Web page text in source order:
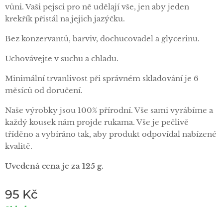
vůni. Vaši pejsci pro ně udělají vše, jen aby jeden
krekřík přistál na jejich jazýčku.
Bez konzervantů, barviv, dochucovadel a glycerinu.
Uchovávejte v suchu a chladu.
Minimální trvanlivost při správném skladování je 6
měsíců od doručení.
Naše výrobky jsou 100% přírodní. Vše sami vyrábíme a
každý kousek nám projde rukama. Vše je pečlivě
tříděno a vybíráno tak, aby produkt odpovídal nabízené
kvalitě.
Uvedená cena je za 125 g.
95 Kč